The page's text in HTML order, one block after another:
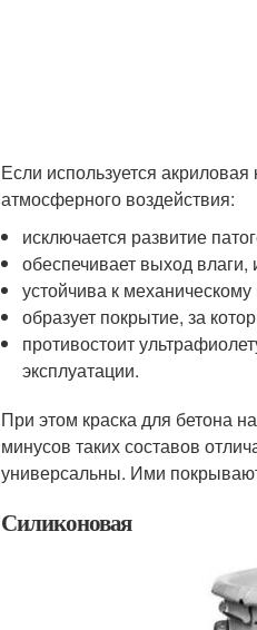
Если используется
атмосферного воздействия:
исключается развитие
обеспечивает выход
устойчива к
образует покрытие, за
противостоит
эксплуатации.
При этом краска для бетона
минусов таких составов
универсальны. Ими
Силиконовая